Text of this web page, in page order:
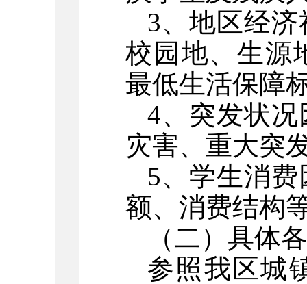
3、地区经
校园地、生源
最低生活保障
4、突发状
灾害、重大突
5、学生消
额、消费结构
（二）具体
参照我区城